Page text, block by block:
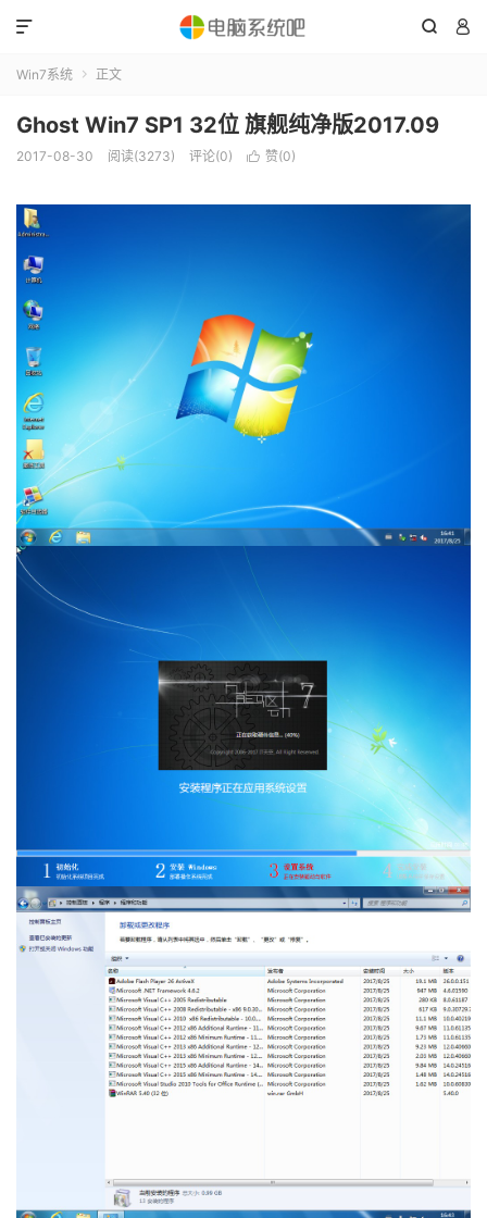
 

Win7系统  正文
Ghost Win7 SP1 32位 旗舰纯净版2017.09
2017-08-30 阅读(3273) 评论(0)  赞(0)